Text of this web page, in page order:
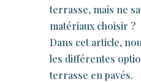
terrasse, mais ne
matériaux choisir ?
Dans cet article,
les différentes
terrasse en pavés.